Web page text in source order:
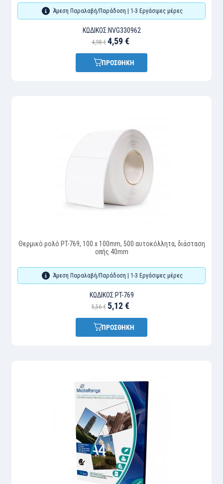
Άμεση Παραλαβή/Παράδοση | 1-3 Εργάσιμες μέρες
ΚΩΔΙΚΌΣ:NVG330962
4,98 € 4,59 €
ΠΡΟΣΘΗΚΗ
Θερμικό ρολό PT-769, 100 x 100mm, 500 αυτοκόλλητα, διάσταση
οπής 40mm
Άμεση Παραλαβή/Παράδοση | 1-3 Εργάσιμες μέρες
ΚΩΔΙΚΌΣ:PT-769
5,56 € 5,12 €
ΠΡΟΣΘΗΚΗ